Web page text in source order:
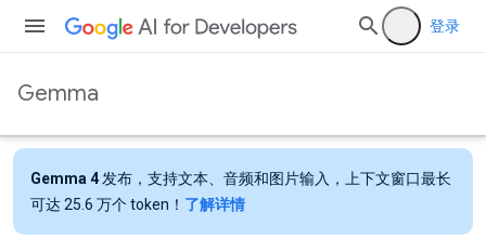
登录
Gemma
Gemma 4 发布，支持文本、音频和图片输入，上下文窗口最长
可达 25.6 万个 token！ 了解详情